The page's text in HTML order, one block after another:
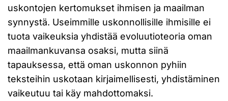
uskontojen kertomukset ihmisen ja maailman
synnystä. Useimmille uskonnollisille ihmisille ei
tuota vaikeuksia yhdistää evoluutioteoria oman
maailmankuvansa osaksi, mutta siinä
tapauksessa, että oman uskonnon pyhiin
teksteihin uskotaan kirjaimellisesti, yhdistäminen
vaikeutuu tai käy mahdottomaksi.